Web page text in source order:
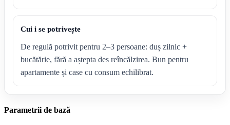
Cui i se potrivește
De regulă potrivit pentru 2–3 persoane: duș zilnic +
bucătărie, fără a aștepta des reîncălzirea. Bun pentru
apartamente și case cu consum echilibrat.
Parametrii de bază